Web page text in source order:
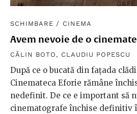
SCHIMBARE / CINEMA
Avem nevoie de o
CĂLIN BOTO , CLAUDIU POPESCU
După ce o bucată din fațada
Cinemateca Eforie rămâne
nedefinit. De ce e important să
cinematografe închise definitiv